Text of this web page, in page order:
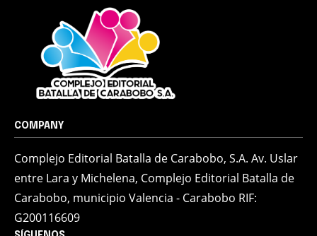
COMPANY
Complejo Editorial Batalla de Carabobo, S.A. Av. Uslar
entre Lara y Michelena, Complejo Editorial Batalla de
Carabobo, municipio Valencia - Carabobo RIF:
G200116609